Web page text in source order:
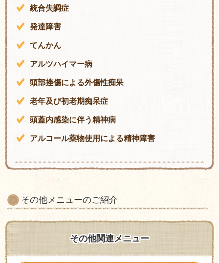
統合失調症
発達障害
てんかん
アルツハイマー病
頭部挫傷による外傷性痴呆
老年及び初老期痴呆症
頭蓋内感染に伴う精神病
アルコール薬物使用による精神障害
その他メニューのご紹介
その他関連メニュー